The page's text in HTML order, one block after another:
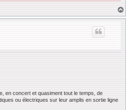
en concert et quasiment tout le temps, de
ou électriques sur leur amplis en sortie ligne